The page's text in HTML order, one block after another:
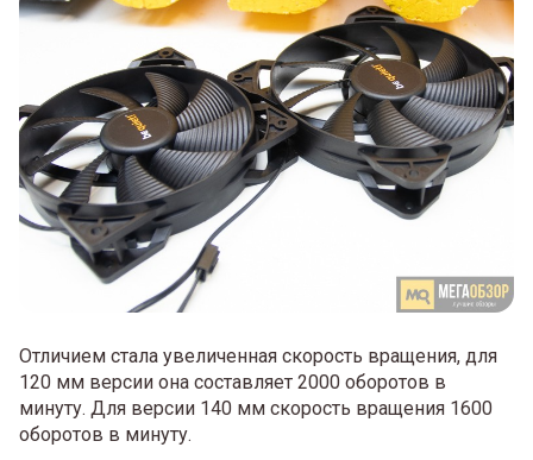
Отличием стала увеличенная скорость вращения, для
120 мм версии она составляет 2000 оборотов в
минуту. Для версии 140 мм скорость вращения 1600
оборотов в минуту.